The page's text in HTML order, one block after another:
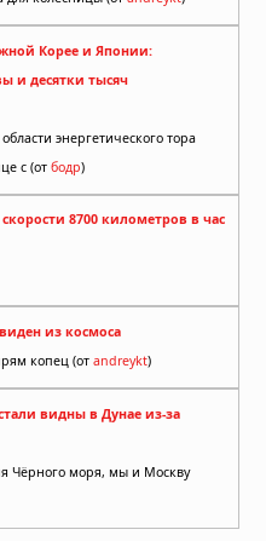
Корее и Японии:
и десятки тысяч
энергетического тора
с (от бодр)
скорости 8700 километров в час
из космоса
копец (от andreykt)
видны в Дунае из-за
Чёрного моря, мы и Москву